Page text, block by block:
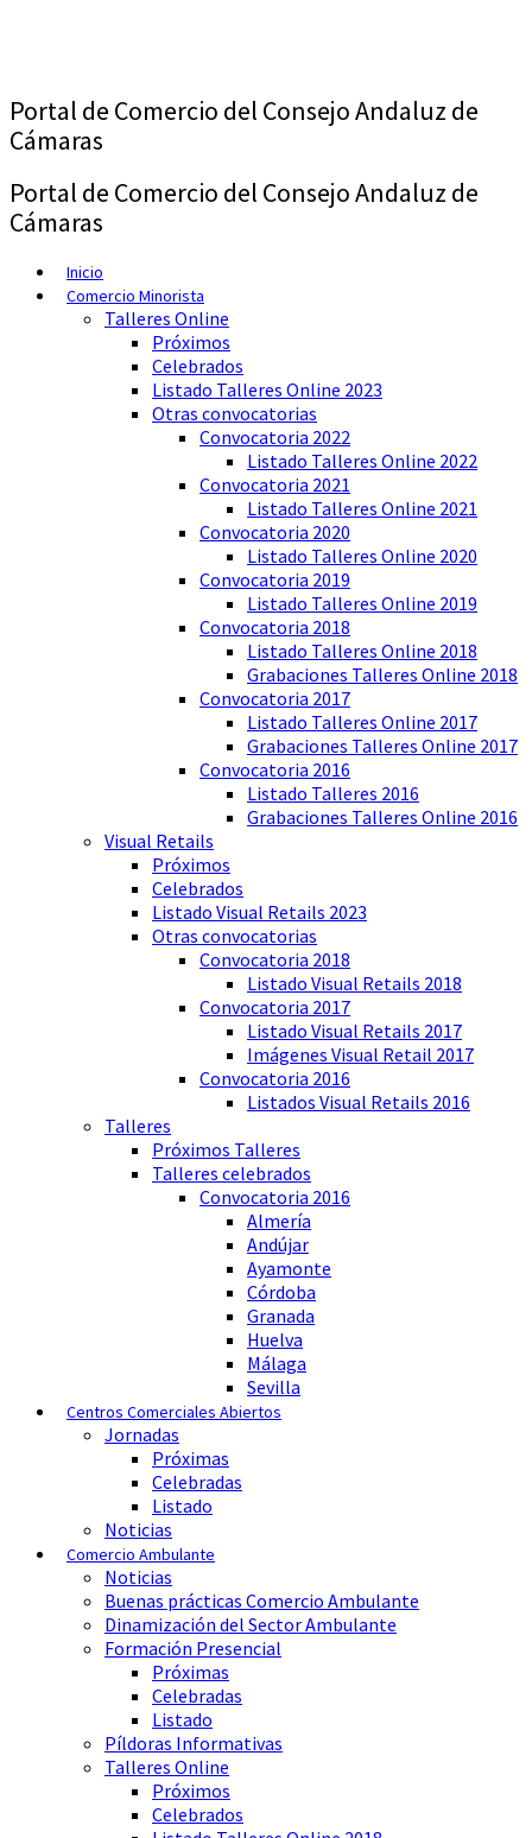
Portal de Comercio del Consejo Andaluz de
Cámaras
Portal de Comercio del Consejo Andaluz de
Cámaras
Inicio
Comercio Minorista
Talleres Online
Próximos
Celebrados
Listado Talleres Online 2023
Otras convocatorias
Convocatoria 2022
Listado Talleres Online 2022
Convocatoria 2021
Listado Talleres Online 2021
Convocatoria 2020
Listado Talleres Online 2020
Convocatoria 2019
Listado Talleres Online 2019
Convocatoria 2018
Listado Talleres Online 2018
Grabaciones Talleres Online 2018
Convocatoria 2017
Listado Talleres Online 2017
Grabaciones Talleres Online 2017
Convocatoria 2016
Listado Talleres 2016
Grabaciones Talleres Online 2016
Visual Retails
Próximos
Celebrados
Listado Visual Retails 2023
Otras convocatorias
Convocatoria 2018
Listado Visual Retails 2018
Convocatoria 2017
Listado Visual Retails 2017
Imágenes Visual Retail 2017
Convocatoria 2016
Listados Visual Retails 2016
Talleres
Próximos Talleres
Talleres celebrados
Convocatoria 2016
Almería
Andújar
Ayamonte
Córdoba
Granada
Huelva
Málaga
Sevilla
Centros Comerciales Abiertos
Jornadas
Próximas
Celebradas
Listado
Noticias
Comercio Ambulante
Noticias
Buenas prácticas Comercio Ambulante
Dinamización del Sector Ambulante
Formación Presencial
Próximas
Celebradas
Listado
Píldoras Informativas
Talleres Online
Próximos
Celebrados